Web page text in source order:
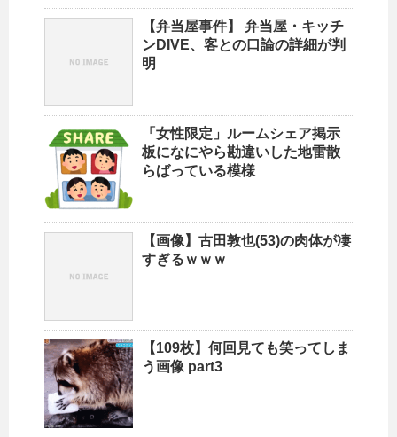
【弁当屋事件】 弁当屋・キッチ
ンDIVE、客との口論の詳細が判
明
「女性限定」ルームシェア掲示
板になにやら勘違いした地雷散
らばっている模様
【画像】古田敦也(53)の肉体が凄
すぎるｗｗｗ
【109枚】何回見ても笑ってしま
う画像 part3